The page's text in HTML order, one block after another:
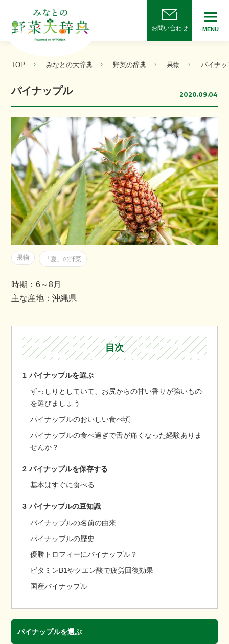
お問い合わせ MENU
TOP みなとの大辞典 野菜の辞典 果物 パイナッ
パイナップル 2020.09.04
果物 「夏」の野菜
時期：6～8月
主な産地：沖縄県
目次
1 パイナップルを選ぶ
ずっしりとしていて、お尻からの甘い香りが強いもの
を選びましょう
パイナップルのおいしい食べ頃
パイナップルの食べ過ぎで舌が痛くなった経験ありま
せんか？
2 パイナップルを保存する
基本はすぐに食べる
3 パイナップルの豆知識
パイナップルの名前の由来
パイナップルの歴史
優勝トロフィーにパイナップル？
ビタミンB1やクエン酸で疲労回復効果
国産パイナップル
パイナップルを選ぶ